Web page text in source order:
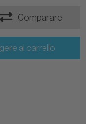
Comparare
al carrello